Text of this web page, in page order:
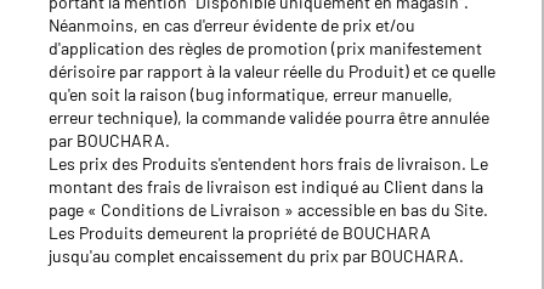
Néanmoins, en cas d'erreur évidente de prix et/ou
d'application des règles de promotion (prix manifestement
dérisoire par rapport à la valeur réelle du Produit) et ce quelle
qu'en soit la raison (bug informatique, erreur manuelle,
erreur technique), la commande validée pourra être annulée
par BOUCHARA.
Les prix des Produits s'entendent hors frais de livraison. Le
montant des frais de livraison est indiqué au Client dans la
page « Conditions de Livraison » accessible en bas du Site.
Les Produits demeurent la propriété de BOUCHARA
jusqu'au complet encaissement du prix par BOUCHARA.